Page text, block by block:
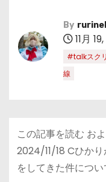
By
11月
#talkスク
線
この記事を読む お
2024/11/18 Cひか
をしてきた件につ